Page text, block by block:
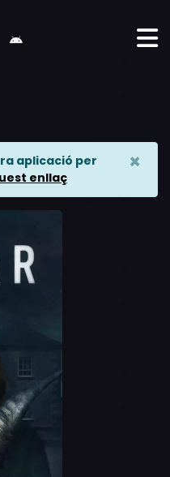
aplicació per
enllaç
×